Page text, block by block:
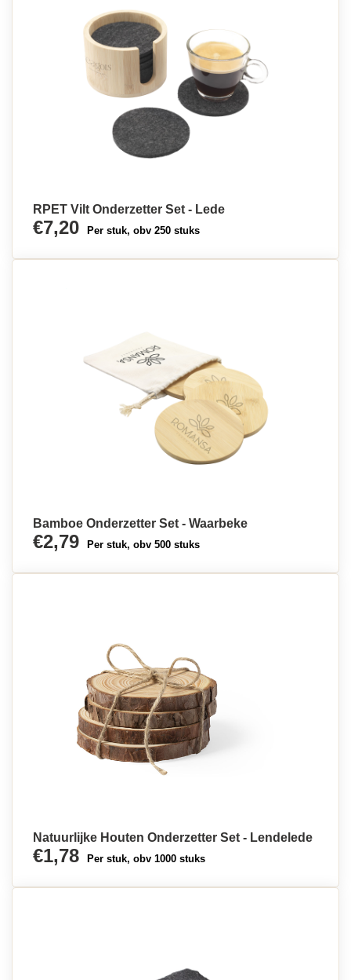
RPET Vilt Onderzetter Set - Lede
€7,20 Per stuk, obv 250 stuks
Bamboe Onderzetter Set - Waarbeke
€2,79 Per stuk, obv 500 stuks
Natuurlijke Houten Onderzetter Set - Lendelede
€1,78 Per stuk, obv 1000 stuks